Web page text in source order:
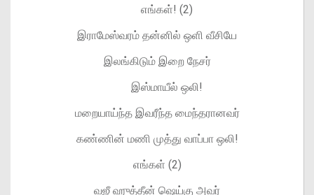
எங்கள்! (2)
இராமேஸ்வரம் தன்னில் ஒளி வீசியே
இலங்கிடும் இறை நேசர்
இஸ்மாயீல் ஒலி!
மறையாய்ந்த இவரீந்த மைந்தரானவர்
கண்ணின் மணி முத்து வாப்பா ஒலி!
எங்கள் (2)
வஜீ ஹுத்தீன் ஷெய்கு அவர்